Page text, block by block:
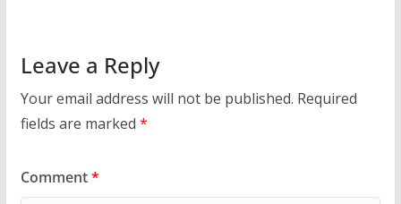
Leave a Reply
Your email address will not be published. Required
fields are marked *
Comment*